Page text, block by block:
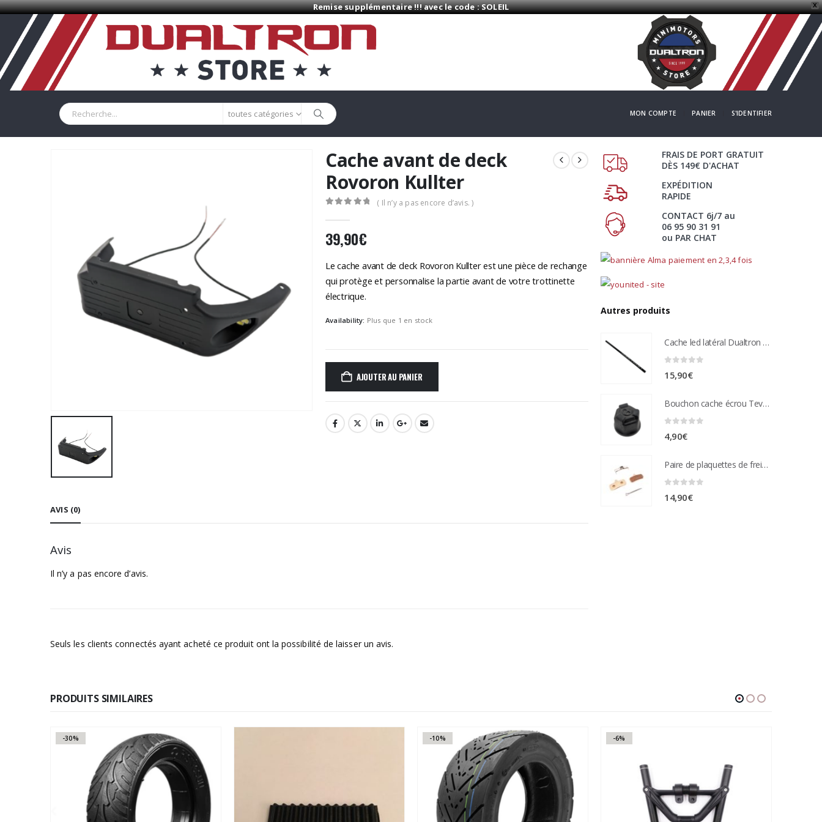
X
Remise supplémentaire !!! avec le code : SOLEIL
toutes catégories MON COMPTE PANIER S'IDENTIFIER
Cache avant de deck
Rovoron Kullter
( Il n’y a pas encore d’avis. )
39,90€
Le cache avant de deck Rovoron Kullter est une pièce de rechange
qui protège et personnalise la partie avant de votre trottinette
électrique.
Availability: Plus que 1 en stock
AJOUTER AU PANIER
AVIS (0)
Avis
Il n’y a pas encore d’avis.
Seuls les clients connectés ayant acheté ce produit ont la possibilité de laisser un avis.
FRAIS DE PORT GRATUIT
DÈS 149€ D'ACHAT
EXPÉDITION
RAPIDE
CONTACT 6j/7 au
06 95 90 31 91
ou PAR CHAT
Autres produits
Cache led latéral Dualtron Aminia
15,90€
Bouchon cache écrou Teverun
4,90€
Paire de plaquettes de frein métal frité Compatible étrier de freins nutt 4 pistons
14,90€
PRODUITS SIMILAIRES
-30% -10% -6%